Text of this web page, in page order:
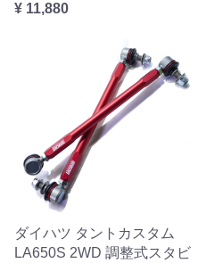
¥ 11,880
ダイハツ タントカスタム
LA650S 2WD 調整式スタビ